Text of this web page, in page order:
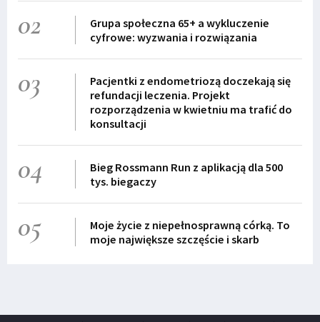
02
Grupa społeczna 65+ a wykluczenie
cyfrowe: wyzwania i rozwiązania
03
Pacjentki z endometriozą doczekają się
refundacji leczenia. Projekt
rozporządzenia w kwietniu ma trafić do
konsultacji
04
Bieg Rossmann Run z aplikacją dla 500
tys. biegaczy
05
Moje życie z niepełnosprawną córką. To
moje największe szczęście i skarb